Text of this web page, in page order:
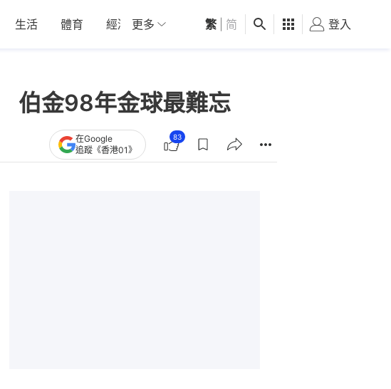
生活 體育 經濟 01深圳 觀點 健康 好食玩飛
更多 繁 简 登入
伯金98年金球最難忘
在Google
追蹤《香港01》
83